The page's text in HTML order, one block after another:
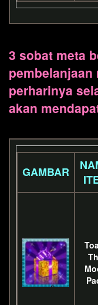
3 sobat meta
pembelanjaan
perharinya
akan
GAMBAR